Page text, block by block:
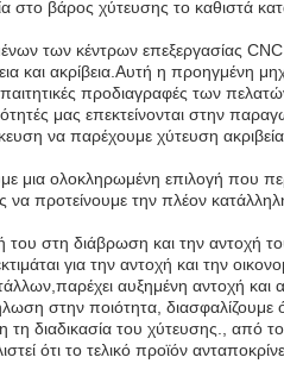
βάρος χύτευσης το καθιστά
των κέντρων επεξεργασίας
και ακρίβεια.Αυτή η προηγμένη
προδιαγραφές των
μας επεκτείνονται στην
να παρέχουμε χύτευση
μια ολοκληρωμένη επιλογή που
προτείνουμε την πλέον κατάλληλη
στη διάβρωση και την αντοχή
για την αντοχή και την
αυξημένη αντοχή
στην ποιότητα, διασφαλίζουμε
διαδικασία του χύτευσης., από το
ότι το τελικό προϊόν